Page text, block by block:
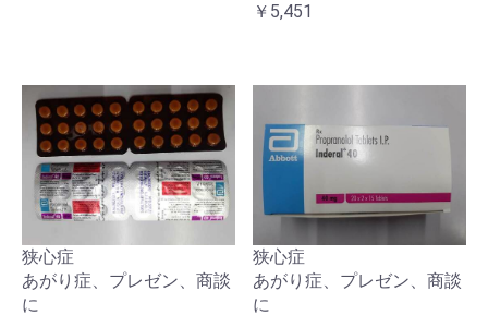
￥5,451
狭心症
あがり症、プレゼン、商談
に
狭心症
あがり症、プレゼン、商談
に